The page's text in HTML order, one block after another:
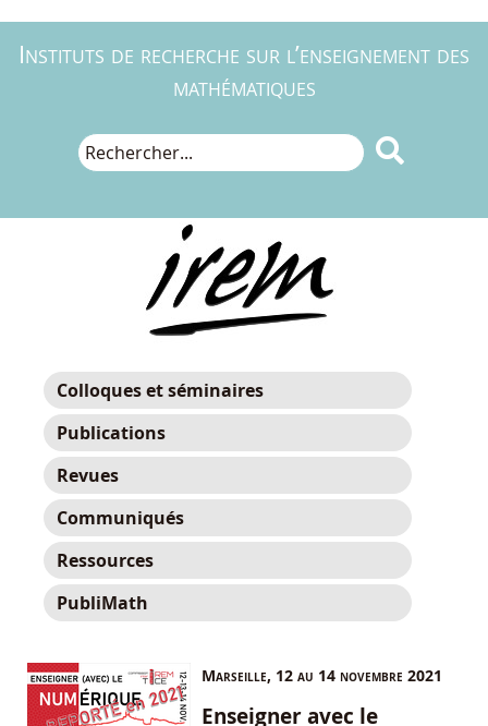
Instituts de recherche sur l’enseignement des
mathématiques

Colloques et séminaires
Publications
Revues
Communiqués
Ressources
PubliMath
Marseille, 12 au 14 novembre 2021
Enseigner avec le